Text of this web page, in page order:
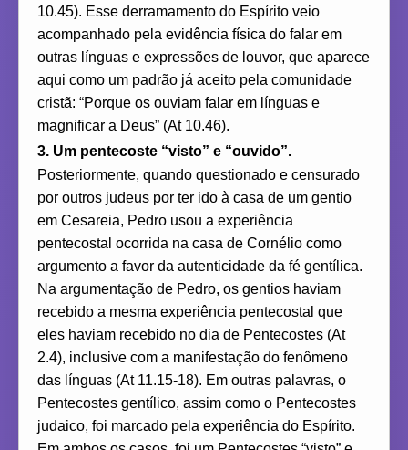
10.45). Esse derramamento do Espírito veio
acompanhado pela evidência física do falar em
outras línguas e expressões de louvor, que aparece
aqui como um padrão já aceito pela comunidade
cristã: “Porque os ouviam falar em línguas e
magnificar a Deus” (At 10.46).
3. Um pentecoste “visto” e “ouvido”.
Posteriormente, quando questionado e censurado
por outros judeus por ter ido à casa de um gentio
em Cesareia, Pedro usou a experiência
pentecostal ocorrida na casa de Cornélio como
argumento a favor da autenticidade da fé gentílica.
Na argumentação de Pedro, os gentios haviam
recebido a mesma experiência pentecostal que
eles haviam recebido no dia de Pentecostes (At
2.4), inclusive com a manifestação do fenômeno
das línguas (At 11.15-18). Em outras palavras, o
Pentecostes gentílico, assim como o Pentecostes
judaico, foi marcado pela experiência do Espírito.